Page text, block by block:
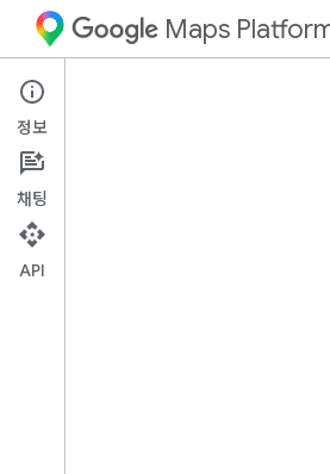
Maps
Mobility Services
개요
정보
채팅
API